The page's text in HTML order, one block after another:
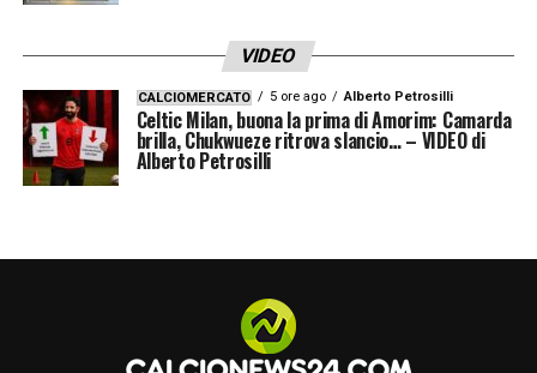
VIDEO
CALCIOMERCATO 5 ore ago Alberto Petrosilli
Celtic Milan, buona la prima di Amorim: Camarda
brilla, Chukwueze ritrova slancio… – VIDEO di
Alberto Petrosilli